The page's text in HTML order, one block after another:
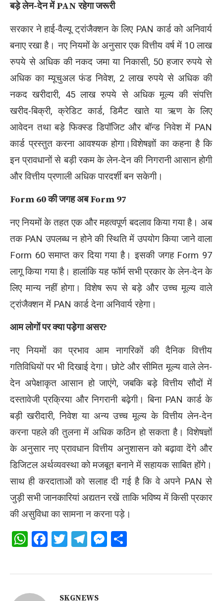
बड़े लेन-देन में PAN रहेगा जरूरी
सरकार ने हाई-वैल्यू ट्रांजैक्शन के लिए PAN कार्ड को अनिवार्य
बनाए रखा है। नए नियमों के अनुसार एक वित्तीय वर्ष में 10 लाख
रुपये से अधिक की नकद जमा या निकासी, 50 हजार रुपये से
अधिक का म्यूचुअल फंड निवेश, 2 लाख रुपये से अधिक की
नकद खरीदारी, 45 लाख रुपये से अधिक मूल्य की संपत्ति
खरीद-बिक्री, क्रेडिट कार्ड, डिमैट खाते या ऋण के लिए
आवेदन तथा बड़े फिक्स्ड डिपॉजिट और बॉन्ड निवेश में PAN
कार्ड प्रस्तुत करना आवश्यक होगा।विशेषज्ञों का कहना है कि
इन प्रावधानों से बड़ी रकम के लेन-देन की निगरानी आसान होगी
और वित्तीय प्रणाली अधिक पारदर्शी बन सकेगी।
Form 60 की जगह अब Form 97
नए नियमों के तहत एक और महत्वपूर्ण बदलाव किया गया है। अब
तक PAN उपलब्ध न होने की स्थिति में उपयोग किया जाने वाला
Form 60 समाप्त कर दिया गया है। इसकी जगह Form 97
लागू किया गया है। हालांकि यह फॉर्म सभी प्रकार के लेन-देन के
लिए मान्य नहीं होगा। विशेष रूप से बड़े और उच्च मूल्य वाले
ट्रांजैक्शन में PAN कार्ड देना अनिवार्य रहेगा।
आम लोगों पर क्या पड़ेगा असर?
नए नियमों का प्रभाव आम नागरिकों की दैनिक वित्तीय
गतिविधियों पर भी दिखाई देगा। छोटे और सीमित मूल्य वाले लेन-
देन अपेक्षाकृत आसान हो जाएंगे, जबकि बड़े वित्तीय सौदों में
दस्तावेजी प्रक्रिया और निगरानी बढ़ेगी। बिना PAN कार्ड के
बड़ी खरीदारी, निवेश या अन्य उच्च मूल्य के वित्तीय लेन-देन
करना पहले की तुलना में अधिक कठिन हो सकता है। विशेषज्ञों
के अनुसार नए प्रावधान वित्तीय अनुशासन को बढ़ावा देंगे और
डिजिटल अर्थव्यवस्था को मजबूत बनाने में सहायक साबित होंगे।
साथ ही करदाताओं को सलाह दी गई है कि वे अपने PAN से
जुड़ी सभी जानकारियां अद्यतन रखें ताकि भविष्य में किसी प्रकार
की असुविधा का सामना न करना पड़े।
WhatsApp
Facebook
Twitter
Telegram
Messenger
SKGNEWS